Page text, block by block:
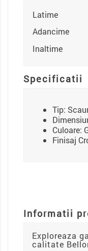
Latime
Adancime
Inaltime
Specificatii
Tip:
Culoare:
Finisaj
Informatii
Exploreaza
calitate